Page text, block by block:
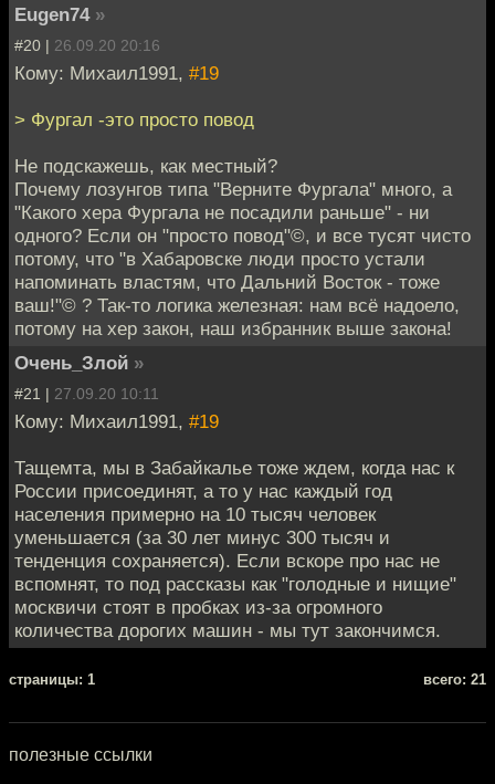
Eugen74 »
#20 | 26.09.20 20:16
Кому: Михаил1991, #19
> Фургал -это просто повод
Не подскажешь, как местный?
Почему лозунгов типа "Верните Фургала" много, а
"Какого хера Фургала не посадили раньше" - ни
одного? Если он "просто повод"©, и все тусят чисто
потому, что "в Хабаровске люди просто устали
напоминать властям, что Дальний Восток - тоже
ваш!"© ? Так-то логика железная: нам всё надоело,
потому на хер закон, наш избранник выше закона!
Очень_Злой »
#21 | 27.09.20 10:11
Кому: Михаил1991, #19
Тащемта, мы в Забайкалье тоже ждем, когда нас к
России присоединят, а то у нас каждый год
населения примерно на 10 тысяч человек
уменьшается (за 30 лет минус 300 тысяч и
тенденция сохраняется). Если вскоре про нас не
вспомнят, то под рассказы как "голодные и нищие"
москвичи стоят в пробках из-за огромного
количества дорогих машин - мы тут закончимся.
cтраницы: 1 всего: 21
полезные ссылки